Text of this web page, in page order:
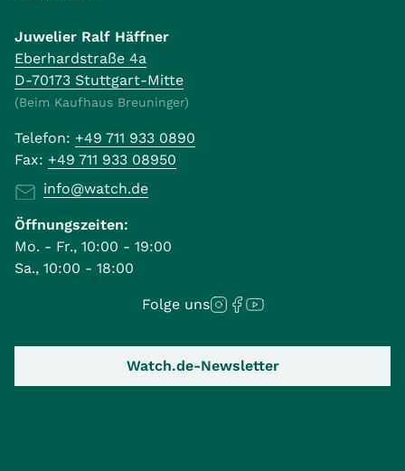
Juwelier Ralf Häffner
Eberhardstraße 4a
D-70173 Stuttgart-Mitte
(Beim Kaufhaus Breuninger)
Telefon: +49 711 933 0890
Fax: +49 711 933 08950
info@watch.de
Öffnungszeiten:
Mo. - Fr., 10:00 - 19:00
Sa., 10:00 - 18:00
Folge uns
Watch.de-Newsletter